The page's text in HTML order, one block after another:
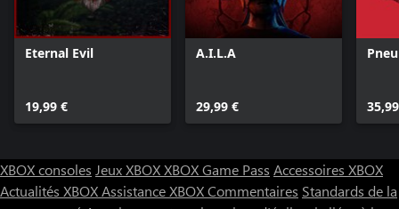
Eternal Evil
19,99 €
A.I.L.A
29,99 €
XBOX consoles Jeux XBOXXBOX Game Pass Accessoires XBOX
Actualités XBOXAssistance XBOXCommentaires Standards de la